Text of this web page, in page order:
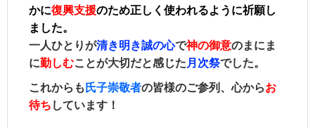
かに復興支援のため正しく使われるように祈願し
ました。
一人ひとりが清き明き誠の心で神の御意のまにま
に勤しむことが大切だと感じた 月次祭でした。
これからも 氏子崇敬者の皆様のご参列、心からお
待ち しています！